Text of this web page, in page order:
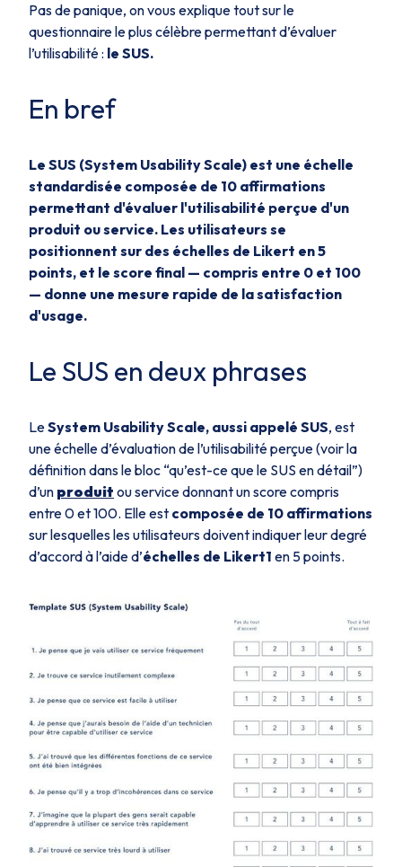
Pas de panique, on vous explique tout sur le
questionnaire le plus célèbre permettant d’évaluer
l’utilisabilité : le SUS.
En bref
Le SUS (System Usability Scale) est une échelle
standardisée composée de 10 affirmations
permettant d'évaluer l'utilisabilité perçue d'un
produit ou service. Les utilisateurs se
positionnent sur des échelles de Likert en 5
points, et le score final — compris entre 0 et 100
— donne une mesure rapide de la satisfaction
d'usage.
Le SUS en deux phrases
LeSystem Usability Scale, aussi appelé SUS, est
une échelle d’évaluation de l’utilisabilité perçue (voir la
définition dans le bloc “qu’est-ce que le SUS en détail”)
d’un produit ou service donnant un score compris
entre 0 et 100. Elle est composée de 10 affirmations
sur lesquelles les utilisateurs doivent indiquer leur degré
d’accord à l’aide d’échelles de Likert1 en 5 points.